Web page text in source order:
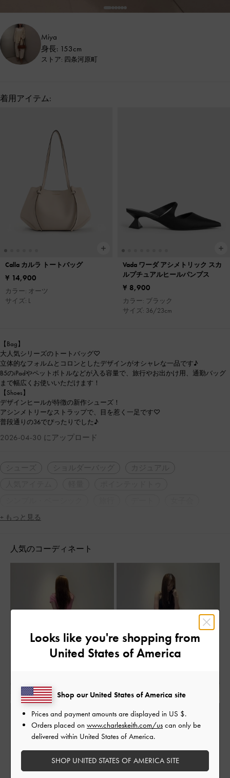
Miya
身長: 153cm
ストア: 四条河原町
着用アイテム:
Calla カルラ トートバッグ
¥ 14,900
カラー: オーツ
サイズ: L
Vada ワーダ アシメトリック スカ
ルプチュアルヒールパンプス
¥ 8,900
カラー: ブラック
サイズ: 36/23cm
【Bag】
大人気シリーズのトートバッグ♡
立体的なフォルムとコロンとしたデザインがオシャレな一品です♪
B5のiPadやペットボトルなどが入る容量で、旅行やお出かけ用、通勤バッグ
まで幅広くお使いいただけます！
【Shoes】
デザインヒールが特徴の新作シューズ！
アシンメトリーなストラップで、目を惹く一足です♡
普段通りの36でぴったりでした♪
2026-04-30 にアップロード
シューズ
+ もっと見る
人気のコーディネート
Looks like you're shopping from
United States of America
Shop our United States of America site
Prices and payment amounts are displayed in US $.
Orders placed on www.charleskeith.com/us can only be
delivered within United States of America.
SHOP UNITED STATES OF AMERICA SITE